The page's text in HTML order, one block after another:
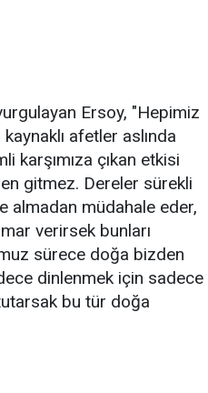
Ersoy, "Hepimiz
afetler aslında
karşımıza çıkan etkisi
gitmez. Dereler sürekli
almadan müdahale eder,
verirsek bunları
sürece doğa bizden
dinlenmek için sadece
bu tür doğa